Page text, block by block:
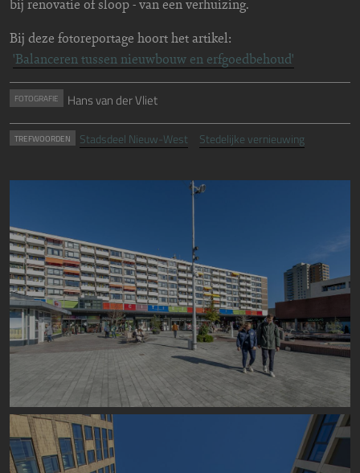
Bij deze fotoreportage hoort het artikel:
'Balanceren tussen nieuwbouw en erfgoedbehoud'
FOTOGRAFIE Hans van der Vliet
TREFWOORDEN Stadsdeel Nieuw-West Stedelijke vernieuwing
Image